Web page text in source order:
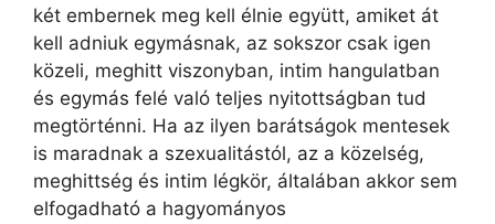
két embernek meg kell élnie együtt, amiket át
kell adniuk egymásnak, az sokszor csak igen
közeli, meghitt viszonyban, intim hangulatban
és egymás felé való teljes nyitottságban tud
megtörténni. Ha az ilyen barátságok mentesek
is maradnak a szexualitástól, az a közelség,
meghittség és intim légkör, általában akkor sem
elfogadható a hagyományos